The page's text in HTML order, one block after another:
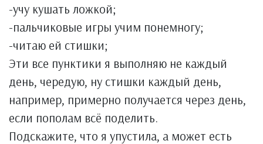
-учу кушать ложкой;
-пальчиковые игры учим понемногу;
-читаю ей стишки;
Эти все пунктики я выполняю не каждый
день, чередую, ну стишки каждый день,
например, примерно получается через день,
если пополам всё поделить.
Подскажите, что я упустила, а может есть